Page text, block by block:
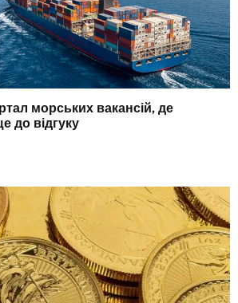
морських вакансій, де
до відгуку